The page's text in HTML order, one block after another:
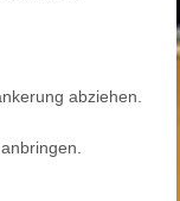
abziehen.